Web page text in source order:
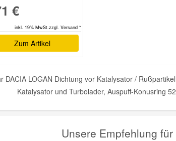
€
inkl. 19% MwSt.zzgl. Versand *
Zum Artikel
DACIA LOGAN Dichtung vor Katalysator /
Katalysator und Turbolader, Auspuff-Konusring
Unsere Empfehlung